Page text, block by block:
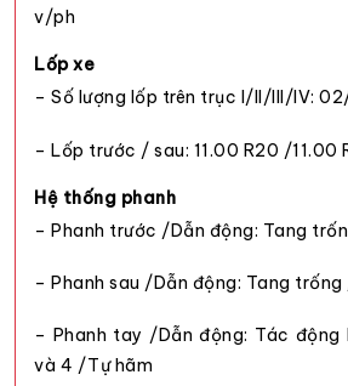
v/ph
Lốp xe
– Số lượng lốp trên trục I/II/III/IV:
– Lốp trước / sau: 11.00 R20 /11.00
Hệ thống phanh
– Phanh trước /Dẫn động: Tang
– Phanh sau /Dẫn động: Tang trống
– Phanh tay /Dẫn động: Tác động
và 4 /Tự hãm